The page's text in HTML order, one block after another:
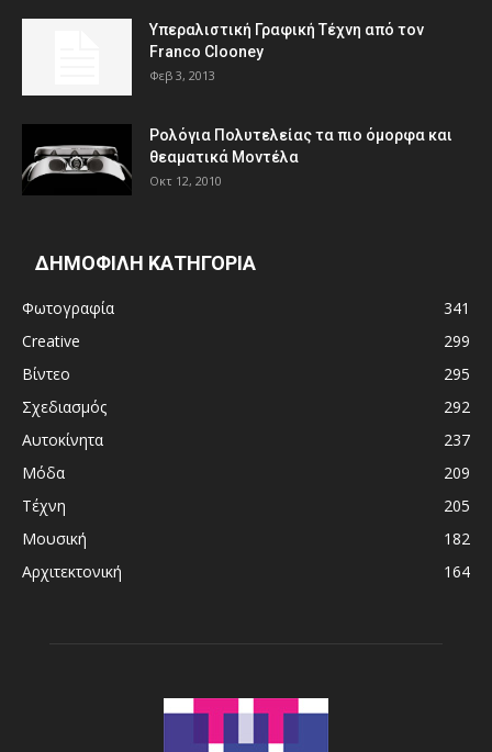
Υπεραλιστική Γραφική Τέχνη από τον
Franco Clooney
Φεβ 3, 2013
Ρολόγια Πολυτελείας τα πιο όμορφα και
θεαματικά Μοντέλα
Οκτ 12, 2010
ΔΗΜΟΦΙΛΗ ΚΑΤΗΓΟΡΙΑ
Φωτογραφία
341
Creative
299
Βίντεο
295
Σχεδιασμός
292
Αυτοκίνητα
237
Μόδα
209
Τέχνη
205
Μουσική
182
Αρχιτεκτονική
164